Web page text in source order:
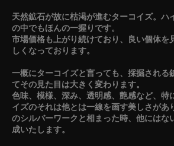
天然鉱石が故に枯渇が進むターコイズ。ハ
の中でもほんの一握りです。
市場価格も上がり続けており、良い個体を
しくなっております。
一概にターコイズと言っても、採掘される
てその見た目は大きく変わります。
色味、模様、深み、透明感、艶感など、特
イズのそれは他とは一線を画す美しさがあ
のシルバーワークと相まった時、他にはな
成いたします。